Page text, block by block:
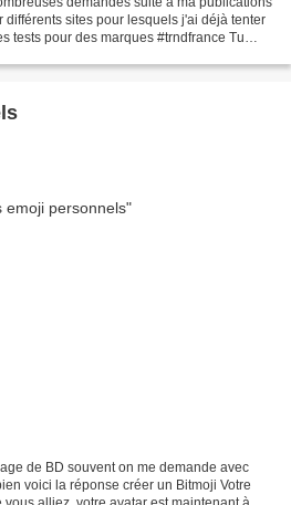
sites pour lesquels j'ai déjà tenter
tests pour des marques #trndfrance Tu
de BD souvent on me demande avec
voici la réponse créer un Bitmoji Votre